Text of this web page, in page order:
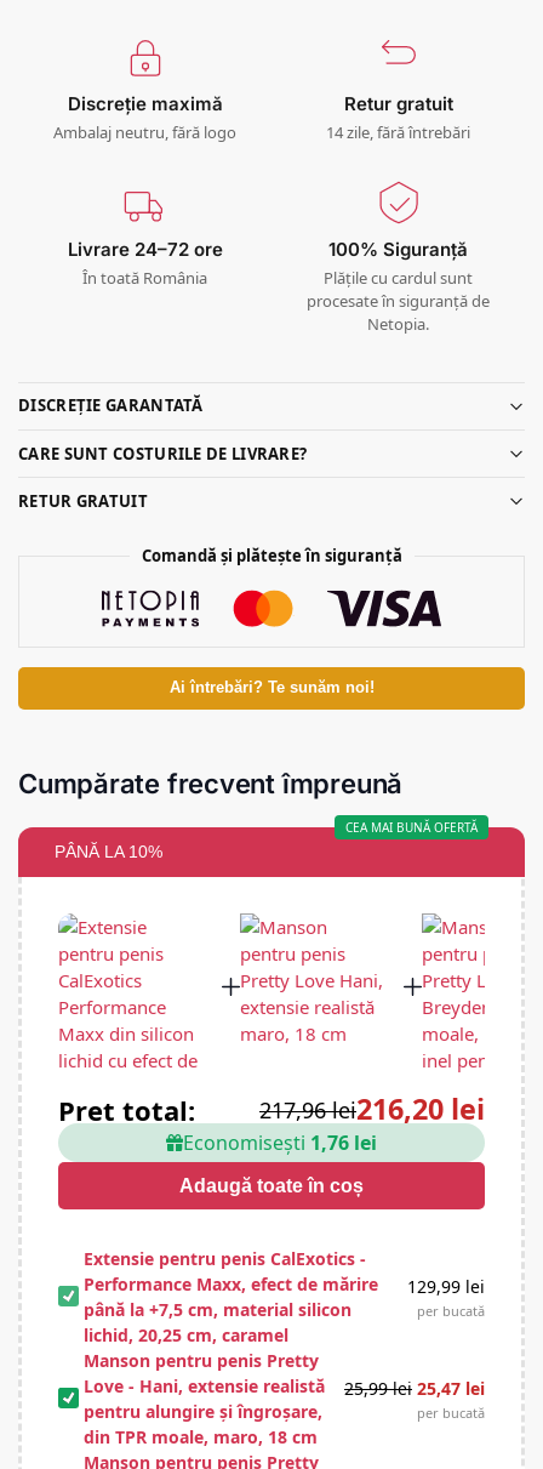
Discreție maximă
Ambalaj neutru, fără logo
Retur gratuit
14 zile, fără întrebări
Livrare 24–72 ore
În toată România
100% Siguranță
Plățile cu cardul sunt
procesate în siguranță de
Netopia.
DISCREȚIE GARANTATĂ
CARE SUNT COSTURILE DE LIVRARE?
RETUR GRATUIT
Comandă și plătește în siguranță
Ai întrebări? Te sunăm noi!
Cumpărate frecvent împreună
CEA MAI BUNĂ OFERTĂ
PÂNĂ LA 10%
Preț total: 217,96 lei216,20 lei
Economisești 1,76 lei
Adaugă toate în coș
Extensie pentru penis CalExotics -
Performance Maxx, efect de mărire
până la +7,5 cm, material silicon
lichid, 20,25 cm, caramel
129,99 lei
per bucată
Manson pentru penis Pretty
Love - Hani, extensie realistă
pentru alungire și îngroșare,
din TPR moale, maro, 18 cm
25,99lei 25,47 lei
per bucată
Manson pentru penis Pretty